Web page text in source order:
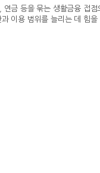
금 등을 묶는 생활금융 접
이용 범위를 늘리는 데 힘